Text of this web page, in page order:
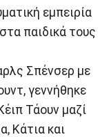
εμπειρία
παιδικά τους
Σπένσερ με
γεννήθηκε
Τάουν μαζί
Κάτια και